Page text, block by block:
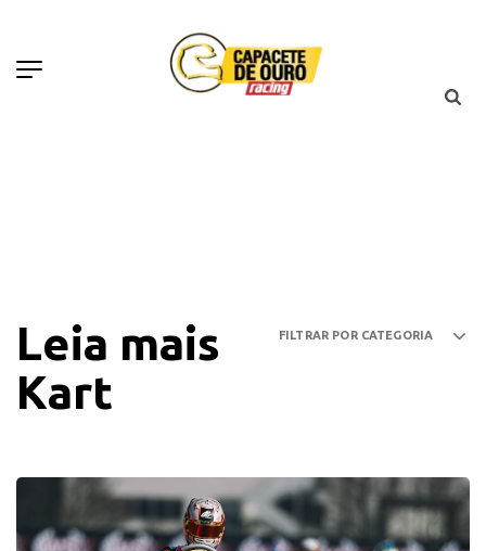
Leia mais
Kart